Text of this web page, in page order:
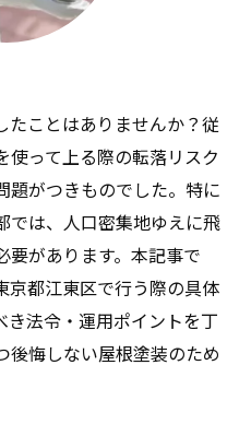
たことはありませんか？従
って上る際の転落リスク
題がつきものでした。特に
では、人口密集地ゆえに飛
要があります。本記事で
京都江東区で行う際の具体
き法令・運用ポイントを丁
後悔しない屋根塗装のため